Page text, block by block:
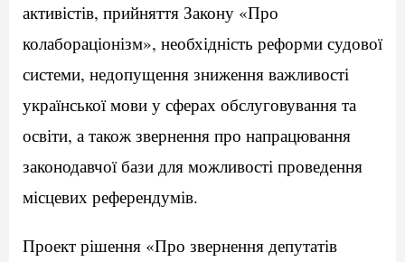
активістів, прийняття Закону «Про
колабораціонізм», необхідність реформи судової
системи, недопущення зниження важливості
української мови у сферах обслуговування та
освіти, а також звернення про напрацювання
законодавчої бази для можливості проведення
місцевих референдумів.
Проект рішення «Про звернення депутатів